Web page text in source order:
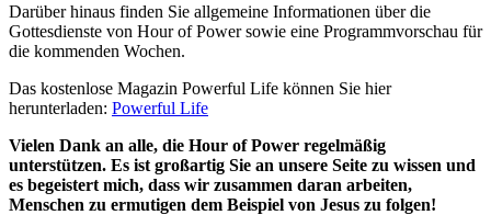
Darüber hinaus finden Sie allgemeine Informationen über die
Gottesdienste von Hour of Power sowie eine Programmvorschau für
die kommenden Wochen.
Das kostenlose Magazin Powerful Life können Sie hier
herunterladen: Powerful Life
Vielen Dank an alle, die Hour of Power regelmäßig
unterstützen. Es ist großartig Sie an unsere Seite zu wissen und
es begeistert mich, dass wir zusammen daran arbeiten,
Menschen zu ermutigen dem Beispiel von Jesus zu folgen!